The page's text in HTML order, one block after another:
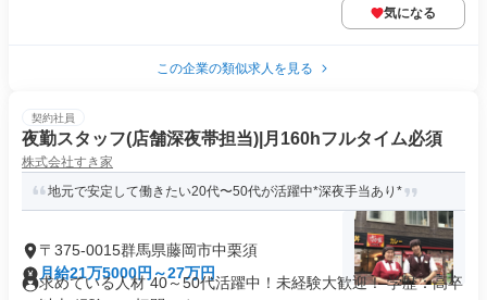
気になる
この企業の類似求人を見る
契約社員
夜勤スタッフ(店舗深夜帯担当)|月160hフルタイム必須
株式会社すき家
地元で安定して働きたい20代〜50代が活躍中*深夜手当あり*
〒375-0015群馬県藤岡市中栗須
月給21万5000円～27万円
求めている人材 40～50代活躍中！未経験大歓迎！ 学歴：高卒